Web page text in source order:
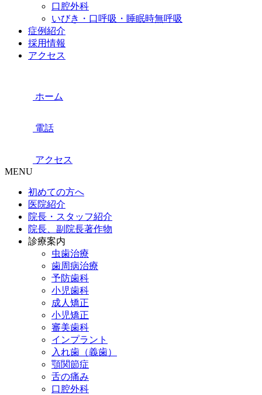
口腔外科
いびき・口呼吸・睡眠時無呼吸
症例紹介
採用情報
アクセス
ホーム
電話
アクセス
MENU
初めての方へ
医院紹介
院長・スタッフ紹介
院長、副院長著作物
診療案内
虫歯治療
歯周病治療
予防歯科
小児歯科
成人矯正
小児矯正
審美歯科
インプラント
入れ歯（義歯）
顎関節症
舌の痛み
口腔外科